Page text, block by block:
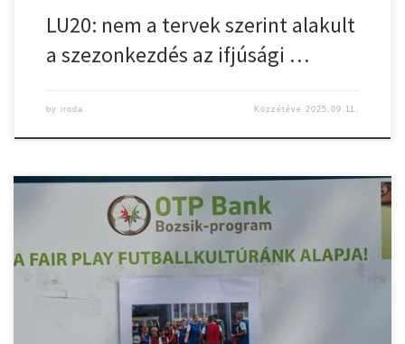
LU20: nem a tervek szerint alakult
a szezonkezdés az ifjúsági …
by iroda Közzétéve 2025.09.11.
Eszterházy SC – CZ-Gyulasport Nkft 25-30 (13-14) Szeptember 7-
én, idegenben indította a 2025/2026-os szezont a Gyulasport
serdülő kéziegyüttese. Az egri mérkőzésre Zöldi-Tóth Katalin
tanítványai – Szalai Noémi, Técsi Karolina (kapusok) – Tarkovács
Dorka 9/4, Tarkovács Réka 5, Hemdi Neila 4, Szabó Jázmin 3,
Barta Zita 3/2, Martin Vivien 2, Gál […]